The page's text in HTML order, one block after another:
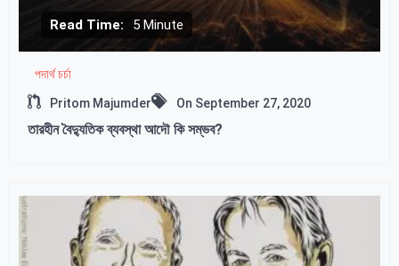
Read Time: 5 Minute
পদার্থ চর্চা
Pritom Majumder On September 27, 2020
তারহীন বৈদ্যুতিক ব্যবস্থা আদৌ কি সম্ভব?